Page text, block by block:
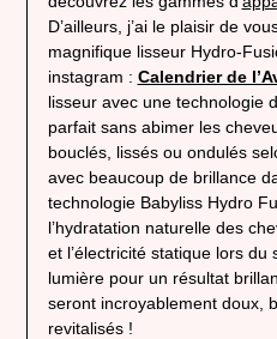
D’ailleurs, j’ai le plaisir de
magnifique lisseur Hydro-
instagram : Calendrier de
lisseur avec une technologie
parfait sans abimer les
bouclés, lissés ou ondulés
avec beaucoup de brillance
technologie Babyliss Hydro
l’hydratation naturelle des
et l’électricité statique lors
lumière pour un résultat
seront incroyablement doux,
revitalisés !